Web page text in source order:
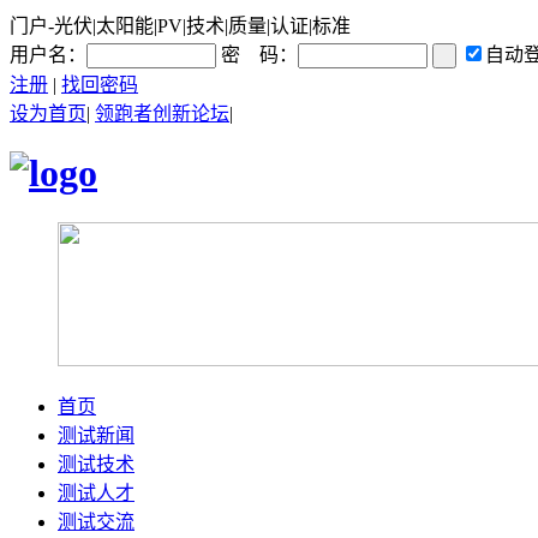
门户-光伏|太阳能|PV|技术|质量|认证|标准
用户名：
密 码：
自动
注册 | 找回密码
设为首页| 领跑者创新论坛|
首页
测试新闻
测试技术
测试人才
测试交流